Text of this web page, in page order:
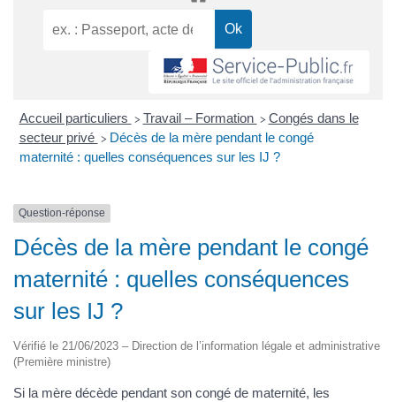
Accueil particuliers > Travail – Formation > Congés dans le
secteur privé > Décès de la mère pendant le congé
maternité : quelles conséquences sur les IJ ?
Question-réponse
Décès de la mère pendant le congé
maternité : quelles conséquences
sur les IJ ?
Vérifié le 21/06/2023 – Direction de l’information légale et administrative
(Première ministre)
Si la mère décède pendant son congé de maternité, les